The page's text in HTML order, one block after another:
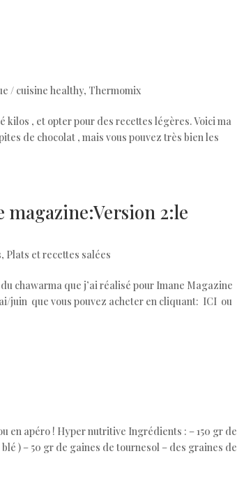
/ cuisine healthy, Thermomix
kilos , et opter pour des recettes légères. Voici ma
de chocolat , mais vous pouvez très bien les
magazine:Version 2:le
, Plats et recettes salées
chawarma que j’ai réalisé pour Imane Magazine
juin que vous pouvez acheter en cliquant: ICI ou
en apéro ! Hyper nutritive Ingrédients : – 150 gr de
) – 50 gr de gaines de tournesol – des graines de